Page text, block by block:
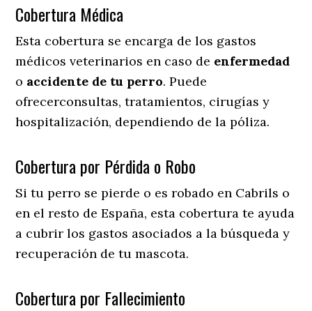
Cobertura Médica
Esta cobertura se encarga de los gastos
médicos veterinarios en caso de enfermedad
o accidente de tu perro. Puede
ofrecerconsultas, tratamientos, cirugías y
hospitalización, dependiendo de la póliza.
Cobertura por Pérdida o Robo
Si tu perro se pierde o es robado en Cabrils o
en el resto de España, esta cobertura te ayuda
a cubrir los gastos asociados a la búsqueda y
recuperación de tu mascota.
Cobertura por Fallecimiento